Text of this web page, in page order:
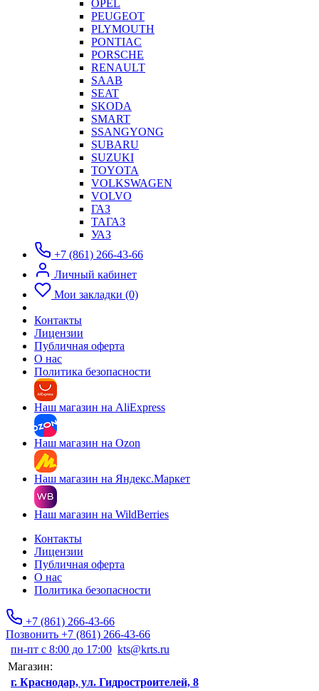
OPEL
PEUGEOT
PLYMOUTH
PONTIAC
PORSCHE
RENAULT
SAAB
SEAT
SKODA
SMART
SSANGYONG
SUBARU
SUZUKI
TOYOTA
VOLKSWAGEN
VOLVO
ГАЗ
ТАГАЗ
УАЗ
+7 (861) 266-43-66
Личный кабинет
Мои закладки (0)
Контакты
Лицензии
Публичная оферта
О нас
Политика безопасности
Наш магазин на AliExpress
Наш магазин на Ozon
Наш магазин на Яндекс.Маркет
Наш магазин на WildBerries
Контакты
Лицензии
Публичная оферта
О нас
Политика безопасности
+7 (861) 266-43-66
Позвонить +7 (861) 266-43-66
пн-пт с 8:00 до 17:00 kts@krts.ru
Магазин:
г. Краснодар, ул. Гидростроителей, 8